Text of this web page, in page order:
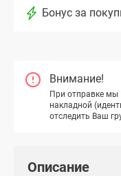
Бонус за
Внимание!
При отправке
накладной
отследить Ваш
Описание